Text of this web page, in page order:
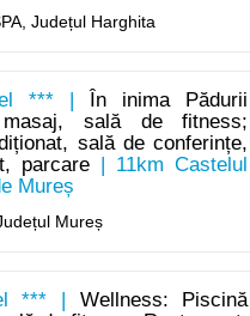
Județul Harghita
*** |
În inima Pădurii
masaj, sală de fitness;
sală de conferințe,
parcare | 11km Castelul
Mureș
Mureș
*** | Wellness: Piscină